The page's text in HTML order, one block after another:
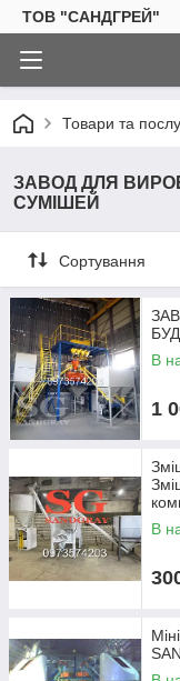
ТОВ "САНДГРЕЙ"
Товари та
ЗАВОД ДЛЯ
СУМІШЕЙ
Сортування
В
1
В